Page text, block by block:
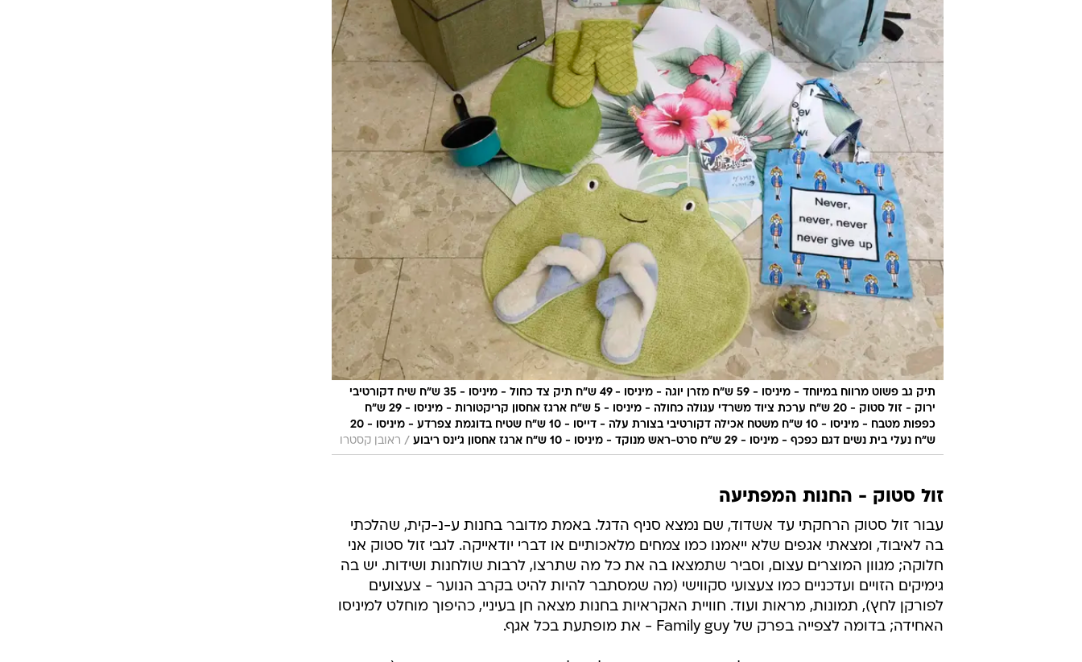
תיק גב פשוט מרווח במיוחד - מיניסו - 59 ש"ח מזרן יוגה - מיניסו - 49 ש"ח תיק צד כחול - מיניסו - 35 ש"ח שיח דקורטיבי
ירוק - זול סטוק - 20 ש"ח ערכת ציוד משרדי עגולה כחולה - מיניסו - 5 ש"ח ארגז אחסון קריקטורות - מיניסו - 29 ש"ח
כפפות מטבח - מיניסו - 10 ש"ח משטח אכילה דקורטיבי בצורת עלה - דייסו - 10 ש"ח שטיח בדוגמת צפרדע - מיניסו - 20
ש"ח נעלי בית נשים דגם כפכף - מיניסו - 29 ש"ח סרט-ראש מנוקד - מיניסו - 10 ש"ח ארגז אחסון ג'ינס ריבוע
/ ראובן קסטרו
זול סטוק - החנות המפתיעה
עבור זול סטוק הרחקתי עד אשדוד, שם נמצא סניף הדגל. באמת מדובר בחנות ע-נ-קית, שהלכתי
בה לאיבוד, ומצאתי אגפים שלא ייאמנו כמו צמחים מלאכותיים או דברי יודאייקה. לגבי זול סטוק אני
חלוקה; מגוון המוצרים עצום, וסביר שתמצאו בה את כל מה שתרצו, לרבות שולחנות ושידות. יש בה
גימיקים הזויים ועדכניים כמו צעצועי סקווישי (מה שמסתבר להיות להיט בקרב הנוער - צעצועים
לפורקן לחץ), תמונות, מראות ועוד. חוויית האקראיות בחנות מצאה חן בעיניי, כהיפוך מוחלט למיניסו
האחידה; בדומה לצפייה בפרק של Family guy - את מופתעת בכל אגף.